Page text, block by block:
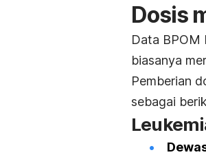
Dosis
Data BPOM
biasanya
Pemberian
sebagai